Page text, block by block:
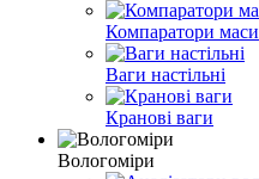
Компаратори маси
Ваги настільні
Кранові ваги
Вологоміри